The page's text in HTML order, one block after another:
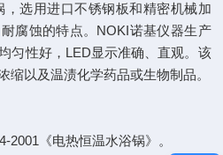
，选用进口不锈钢板和精密机械加
腐蚀的特点。NOKI诺基仪器生产
匀性好，LED显示准确、直观。该
缩以及温渍化学药品或生物制品。
2001《电热恒温水浴锅》。